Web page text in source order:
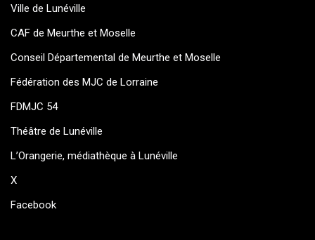
Ville de Lunéville
CAF de Meurthe et Moselle
Conseil Départemental de Meurthe et Moselle
Fédération des MJC de Lorraine
FDMJC 54
Théâtre de Lunéville
L’Orangerie, médiathèque à Lunéville
X
Facebook